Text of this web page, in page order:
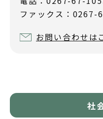
ファックス：0267-
お問い合わせは
社